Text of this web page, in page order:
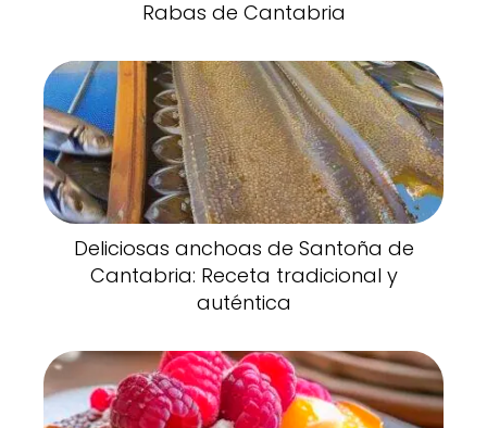
Rabas de Cantabria
Deliciosas anchoas de Santoña de
Cantabria: Receta tradicional y
auténtica